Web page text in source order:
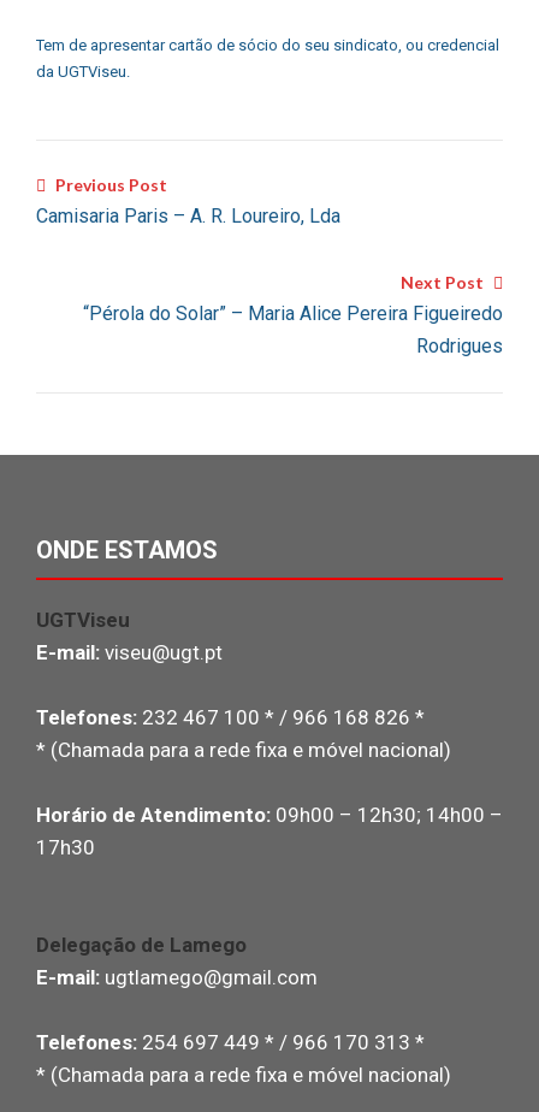
Tem de apresentar cartão de sócio do seu sindicato, ou credencial
da UGTViseu.
Previous Post
Camisaria Paris – A. R. Loureiro, Lda
Next Post
“Pérola do Solar” – Maria Alice Pereira Figueiredo
Rodrigues
ONDE ESTAMOS
UGTViseu
E-mail: viseu@ugt.pt
Telefones: 232 467 100 * / 966 168 826 *
* (Chamada para a rede fixa e móvel nacional)
Horário de Atendimento: 09h00 – 12h30; 14h00 –
17h30
Delegação de Lamego
E-mail: ugtlamego@gmail.com
Telefones: 254 697 449 * / 966 170 313 *
* (Chamada para a rede fixa e móvel nacional)